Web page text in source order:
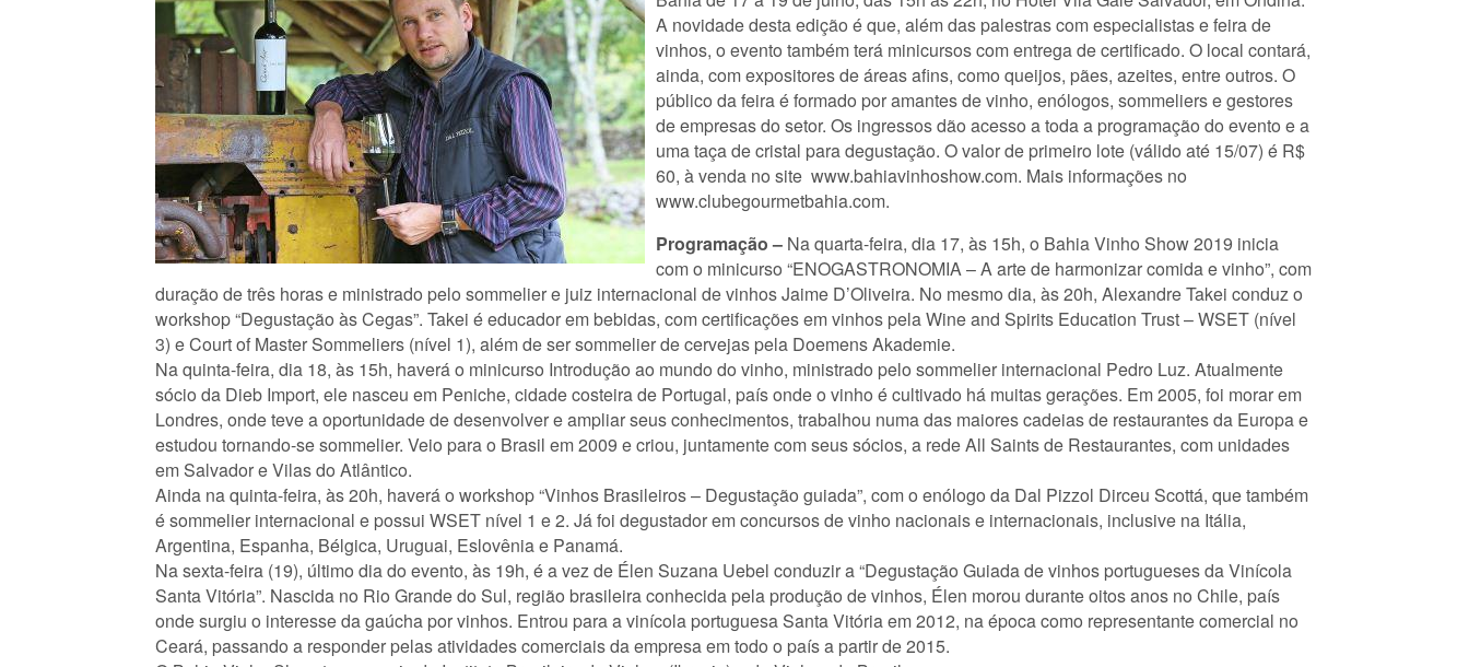
A novidade desta edição é que, além das palestras com especialistas e feira de
vinhos, o evento também terá minicursos com entrega de certificado. O local contará,
ainda, com expositores de áreas afins, como queijos, pães, azeites, entre outros. O
público da feira é formado por amantes de vinho, enólogos, sommeliers e gestores
de empresas do setor. Os ingressos dão acesso a toda a programação do evento e a
uma taça de cristal para degustação. O valor de primeiro lote (válido até 15/07) é R$
60, à venda no site www.bahiavinhoshow.com. Mais informações no
www.clubegourmetbahia.com.
Programação – Na quarta-feira, dia 17, às 15h, o Bahia Vinho Show 2019 inicia
com o minicurso “ENOGASTRONOMIA – A arte de harmonizar comida e vinho”, com
duração de três horas e ministrado pelo sommelier e juiz internacional de vinhos Jaime D’Oliveira. No mesmo dia, às 20h, Alexandre Takei conduz o
workshop “Degustação às Cegas”. Takei é educador em bebidas, com certificações em vinhos pela Wine and Spirits Education Trust – WSET (nível
3) e Court of Master Sommeliers (nível 1), além de ser sommelier de cervejas pela Doemens Akademie.
Na quinta-feira, dia 18, às 15h, haverá o minicurso Introdução ao mundo do vinho, ministrado pelo sommelier internacional Pedro Luz. Atualmente
sócio da Dieb Import, ele nasceu em Peniche, cidade costeira de Portugal, país onde o vinho é cultivado há muitas gerações. Em 2005, foi morar em
Londres, onde teve a oportunidade de desenvolver e ampliar seus conhecimentos, trabalhou numa das maiores cadeias de restaurantes da Europa e
estudou tornando-se sommelier. Veio para o Brasil em 2009 e criou, juntamente com seus sócios, a rede All Saints de Restaurantes, com unidades
em Salvador e Vilas do Atlântico.
Ainda na quinta-feira, às 20h, haverá o workshop “Vinhos Brasileiros – Degustação guiada”, com o enólogo da Dal Pizzol Dirceu Scottá, que também
é sommelier internacional e possui WSET nível 1 e 2. Já foi degustador em concursos de vinho nacionais e internacionais, inclusive na Itália,
Argentina, Espanha, Bélgica, Uruguai, Eslovênia e Panamá.
Na sexta-feira (19), último dia do evento, às 19h, é a vez de Élen Suzana Uebel conduzir a “Degustação Guiada de vinhos portugueses da Vinícola
Santa Vitória”. Nascida no Rio Grande do Sul, região brasileira conhecida pela produção de vinhos, Élen morou durante oitos anos no Chile, país
onde surgiu o interesse da gaúcha por vinhos. Entrou para a vinícola portuguesa Santa Vitória em 2012, na época como representante comercial no
Ceará, passando a responder pelas atividades comerciais da empresa em todo o país a partir de 2015.